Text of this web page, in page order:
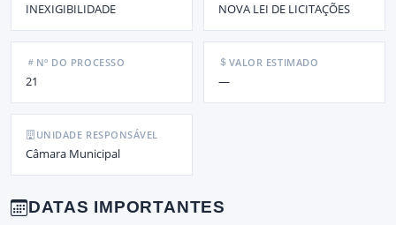
INEXIGIBILIDADE NOVA LEI DE LICITAÇÕES
Nº DO PROCESSO
21
VALOR ESTIMADO
—
UNIDADE RESPONSÁVEL
Câmara Municipal
DATAS IMPORTANTES